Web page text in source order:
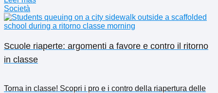
Società
Scuole riaperte: argomenti a favore e contro il ritorno
in classe
Torna in classe! Scopri i pro e i contro della riapertura delle